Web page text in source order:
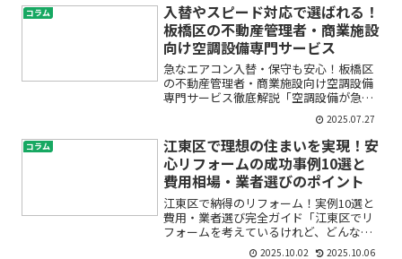
コラム
入替やスピード対応で選ばれる！
板橋区の不動産管理者・商業施設
向け空調設備専門サービス
急なエアコン入替・保守も安心！板橋区
の不動産管理者・商業施設向け空調設備
専門サービス徹底解説「空調設備が急に
故障してしまい、店舗営業に大きな支障
が…」「テナント様から空調の不調を指
摘されたけど、どこに相談すれば良いか
わからない」——こんなお...
2025.07.27
コラム
江東区で理想の住まいを実現！安
心リフォームの成功事例10選と
費用相場・業者選びのポイント
江東区で納得のリフォーム！実例10選と
費用・業者選び完全ガイド「江東区でリ
フォームを考えているけれど、どんな業
者がいいの？ 費用はどれくらいかかる？
2025.10.02 2025.10.06